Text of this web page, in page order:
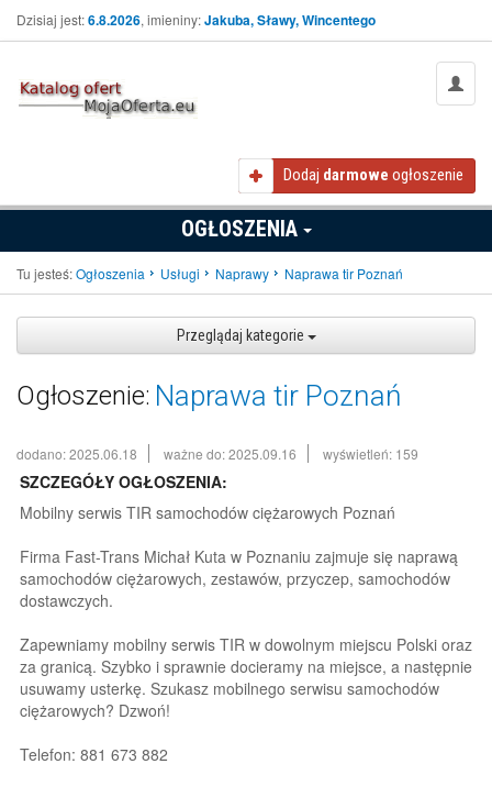
Dzisiaj jest:6.8.2026, imieniny:Jakuba, Sławy, Wincentego
Dodaj darmowe ogłoszenie
OGŁOSZENIA
Tu jesteś:Ogłoszenia Usługi Naprawy Naprawa tir Poznań
Przeglądaj kategorie
Ogłoszenie: Naprawa tir Poznań
dodano: 2025.06.18 ważne do: 2025.09.16 wyświetleń: 159
SZCZEGÓŁY OGŁOSZENIA:
Mobilny serwis TIR samochodów ciężarowych Poznań
Firma Fast-Trans Michał Kuta w Poznaniu zajmuje się naprawą
samochodów ciężarowych, zestawów, przyczep, samochodów
dostawczych.
Zapewniamy mobilny serwis TIR w dowolnym miejscu Polski oraz
za granicą. Szybko i sprawnie docieramy na miejsce, a następnie
usuwamy usterkę. Szukasz mobilnego serwisu samochodów
ciężarowych? Dzwoń!
Telefon: 881 673 882